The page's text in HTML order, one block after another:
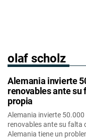
olaf scholz
Alemania invierte
renovables ante su
propia
Alemania invierte 50.000
renovables ante su falta
Alemania tiene un